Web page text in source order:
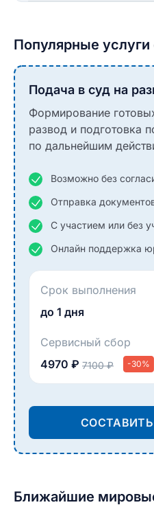
Популярные услуги
Подача в суд на
Формирование
развод и подготовка
по дальнейшим
Возможно без
Отправка
С участием или без
Онлайн поддержка
Срок выполнения
до 1 дня
Сервисный сбор
4970 ₽ 7100 ₽ -30%
Ближайшие